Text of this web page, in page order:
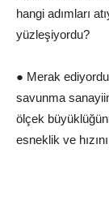
hangi adımları
yüzleşiyordu?
● Merak
savunma
ölçek
esneklik ve